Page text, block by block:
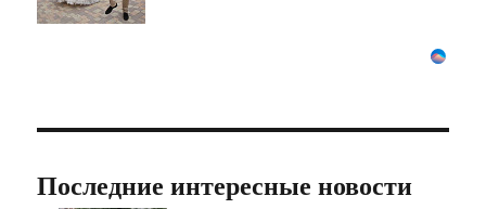
Последние интересные новости